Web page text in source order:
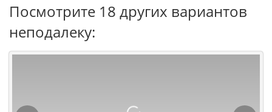
Посмотрите 18 других вариантов
неподалеку: